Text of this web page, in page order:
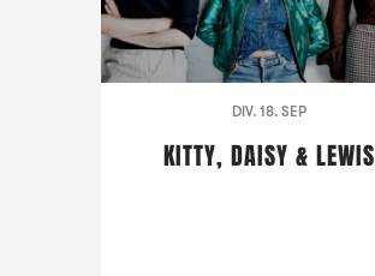
DIV. 18. SEP
KITTY, DAISY & LEWIS